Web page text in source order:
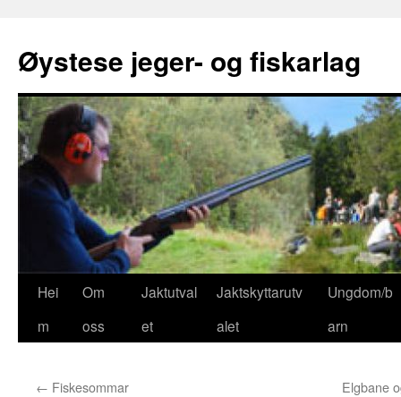
Øystese jeger- og fiskarlag
GåHei
m
Om
oss
Jaktutval
et
Jaktskyttarutv
alet
Ungdom/b
arn
← Fiskesommar Elgbane